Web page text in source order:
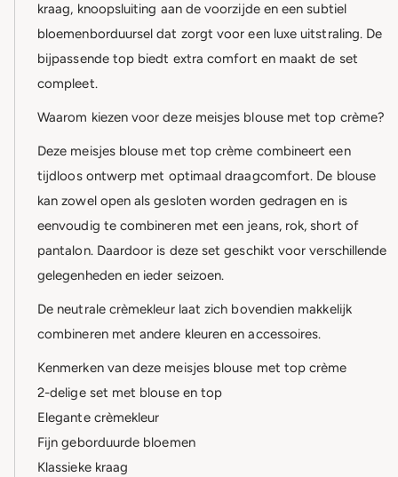
kraag, knoopsluiting aan de voorzijde en een subtiel
bloemenborduursel dat zorgt voor een luxe uitstraling. De
bijpassende top biedt extra comfort en maakt de set
compleet.
Waarom kiezen voor deze meisjes blouse met top crème?
Deze meisjes blouse met top crème combineert een
tijdloos ontwerp met optimaal draagcomfort. De blouse
kan zowel open als gesloten worden gedragen en is
eenvoudig te combineren met een jeans, rok, short of
pantalon. Daardoor is deze set geschikt voor verschillende
gelegenheden en ieder seizoen.
De neutrale crèmekleur laat zich bovendien makkelijk
combineren met andere kleuren en accessoires.
Kenmerken van deze meisjes blouse met top crème
2-delige set met blouse en top
Elegante crèmekleur
Fijn geborduurde bloemen
Klassieke kraag